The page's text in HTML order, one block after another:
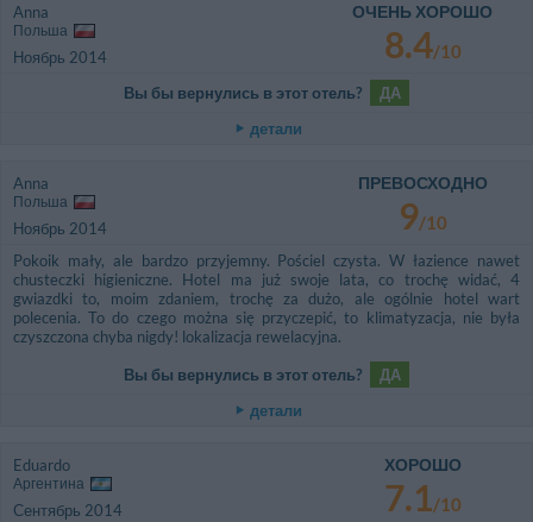
Anna
Польша
Ноябрь 2014
ОЧЕНЬ ХОРОШО
8.4/10
Вы бы вернулись в этот отель?
ДА
детали
Anna
Польша
Ноябрь 2014
ПРЕВОСХОДНО
9/10
Pokoik mały, ale bardzo przyjemny. Pościel czysta. W łazience nawet
chusteczki higieniczne. Hotel ma już swoje lata, co trochę widać, 4
gwiazdki to, moim zdaniem, trochę za dużo, ale ogólnie hotel wart
polecenia. To do czego można się przyczepić, to klimatyzacja, nie była
czyszczona chyba nigdy! lokalizacja rewelacyjna.
Вы бы вернулись в этот отель?
ДА
детали
Eduardo
Аргентина
Сентябрь 2014
ХОРОШО
7.1/10